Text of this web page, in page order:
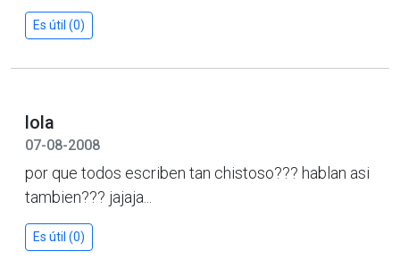
Es útil (0)
lola
07-08-2008
por que todos escriben tan chistoso??? hablan asi
tambien??? jajaja...
Es útil (0)